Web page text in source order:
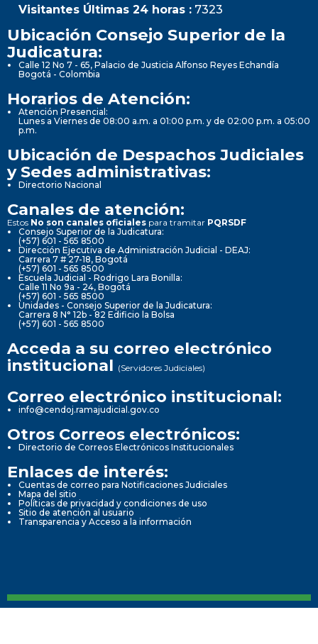
Visitantes Últimas 24 horas : 7323
Ubicación Consejo Superior de la
Judicatura:
Calle 12 No 7 - 65, Palacio de Justicia Alfonso Reyes Echandía
Bogotá - Colombia
Horarios de Atención:
Atención Presencial:
Lunes a Viernes de 08:00 a.m. a 01:00 p.m. y de 02:00 p.m. a 05:00
p.m.
Ubicación de Despachos Judiciales
y Sedes administrativas:
Directorio Nacional
Canales de atención:
Estos No son canales oficiales para tramitar PQRSDF
Consejo Superior de la Judicatura:
(+57) 601 - 565 8500
Dirección Ejecutiva de Administración Judicial - DEAJ:
Carrera 7 # 27-18, Bogotá
(+57) 601 - 565 8500
Escuela Judicial - Rodrigo Lara Bonilla:
Calle 11 No 9a - 24, Bogotá
(+57) 601 - 565 8500
Unidades - Consejo Superior de la Judicatura:
Carrera 8 N° 12b - 82 Edificio la Bolsa
(+57) 601 - 565 8500
Acceda a su correo electrónico
institucional (Servidores Judiciales)
Correo electrónico institucional:
info@cendoj.ramajudicial.gov.co
Otros Correos electrónicos:
Directorio de Correos Electrónicos Institucionales
Enlaces de interés:
Cuentas de correo para Notificaciones Judiciales
Mapa del sitio
Políticas de privacidad y condiciones de uso
Sitio de atención al usuario
Transparencia y Acceso a la información